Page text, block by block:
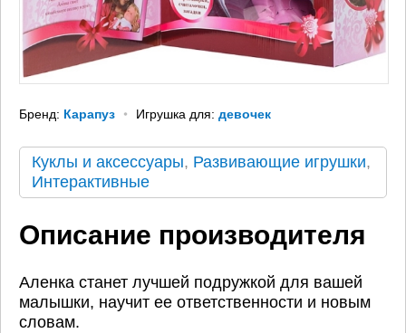
Бренд: Карапуз Игрушка для: девочек
Куклы и аксессуары, Развивающие игрушки,
Интерактивные
Описание производителя
Аленка станет лучшей подружкой для вашей
малышки, научит ее ответственности и новым
словам.